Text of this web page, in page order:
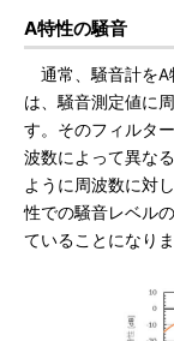
A特性の騒音
通常、騒音計をA
は、騒音測定値に
す。そのフィルタ
波数によって異な
ように周波数に対
性での騒音レベル
ていることになりま